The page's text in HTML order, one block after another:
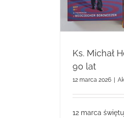
Ks. Michał
90 lat
12 marca 2026 |
12 marca
Nowy